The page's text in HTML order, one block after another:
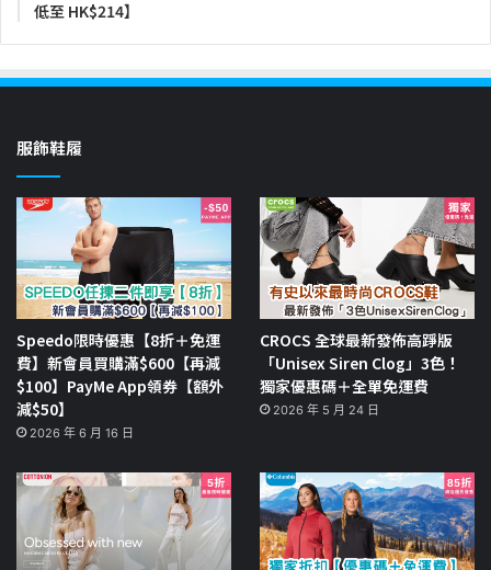
低至 HK$214】
服飾鞋履
Speedo限時優惠【8折＋免運
費】新會員買購滿$600【再減
$100】PayMe App領券【額外
減$50】
2026 年 6 月 16 日
CROCS 全球最新發佈高踭版
「Unisex Siren Clog」3色！
獨家優惠碼＋全單免運費
2026 年 5 月 24 日